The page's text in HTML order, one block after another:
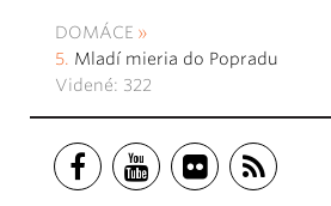
DOMÁCE
Mladí mieria do Popradu
Videné: 322